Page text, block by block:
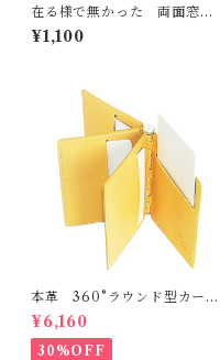
在る様で無かった 両面窓
パスケース【全5色】 定期入れ
PUレザー 極薄 3mm スリム
¥1,100
本革 360°ラウンド型カード
ケース
¥6,160
30%OFF